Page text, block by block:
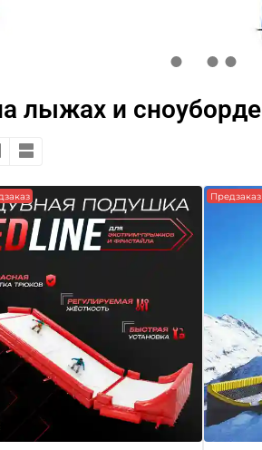
лыжах и сноуборде
Предзаказ